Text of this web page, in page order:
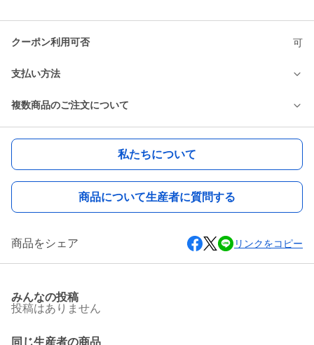
クーポン利用可否 可
支払い方法
複数商品のご注文について
私たちについて
商品について生産者に質問する
商品をシェア リンクをコピー
みんなの投稿
投稿はありません
同じ生産者の商品